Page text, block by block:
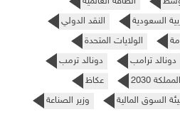
السعودية
النقد الدولي
الولايات المتحدة
دونالد ترامب
دونالد ترمب
2030
عكاظ
السوق المالية وزير الصناعة